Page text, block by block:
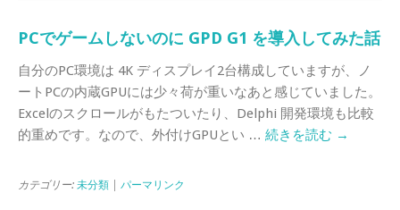
PCでゲームしないのに GPD G1 を導入してみた話
自分のPC環境は 4K ディスプレイ2台構成していますが、ノ
ートPCの内蔵GPUには少々荷が重いなあと感じていました。
Excelのスクロールがもたついたり、Delphi 開発環境も比較
的重めです。なので、外付けGPUとい … 続きを読む →
カテゴリー: 未分類 パーマリンク